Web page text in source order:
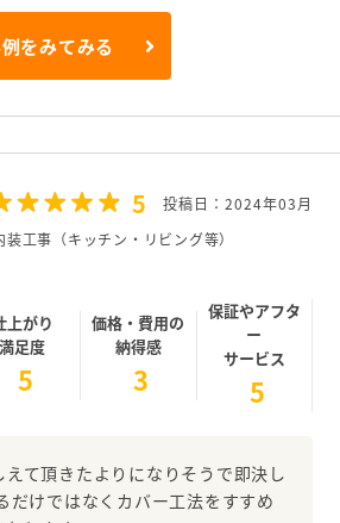
をみてみる
5 投稿日：2024年03月
装工事（キッチン・リビング等）
上がり
満足度
5
価格・費用の
納得感
3
保証やアフタ
ー
サービス
5
て頂きたよりになりそうで即決し
だけではなくカバー工法をすすめ